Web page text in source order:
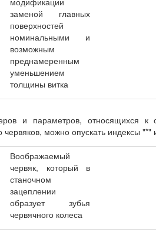
заменой главных
поверхностей
номинальными и
возможным
преднамеренным
уменьшением
толщины витка
и параметров, относящихся к
червяков, можно опускать индексы "*"
Воображаемый
червяк, который в
станочном
зацеплении
образует зубья
червячного колеса